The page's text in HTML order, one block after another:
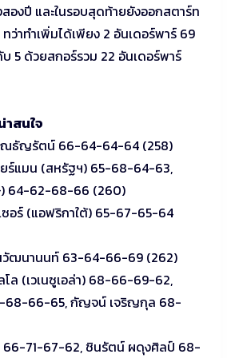
องปี และในรอบสุดท้ายยังออกสตาร์ท
ทว่าทำเพิ่มได้เพียง 2 อันเดอร์พาร์ 69
5 ด้วยสกอร์รวม 22 อันเดอร์พาร์
สนใจ
ณธัญรัตน์ 66-64-64-64 (258)
ยร์แมน (สหรัฐฯ) 65-68-64-63,
64-62-68-66 (260)
ซอร์ (แอฟริกาใต้) 65-67-65-64
วัฒนานนท์ 63-64-66-69 (262)
โล (เวเนซูเอล่า) 68-66-69-62,
66-65, กัญจน์ เจริญกุล 68-
66-71-67-62, ชินรัตน์ ผดุงศิลป์ 68-